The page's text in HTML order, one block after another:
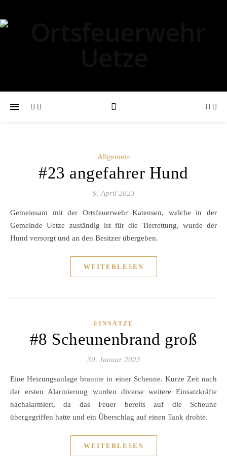
Allgemein
#23 angefahrer Hund
9. April 2023
Gemeinsam mit der Ortsfeuerwehr Katensen, welche in der
Gemeinde Uetze zuständig ist für die Tierrettung, wurde der
Hund versorgt und an den Besitzer übergeben.
WEITERLESEN
EINSÄTZE
#8 Scheunenbrand groß
30. Januar 2023
Eine Heizungsanlage brannte in einer Scheune. Kurze Zeit nach
der ersten Alarmierung wurden diverse weitere Einsatzkräfte
nachalarmiert, da das Feuer bereits auf die Scheune
übergegriffen hatte und ein Überschlag auf einen Tank drohte.
WEITERLESEN